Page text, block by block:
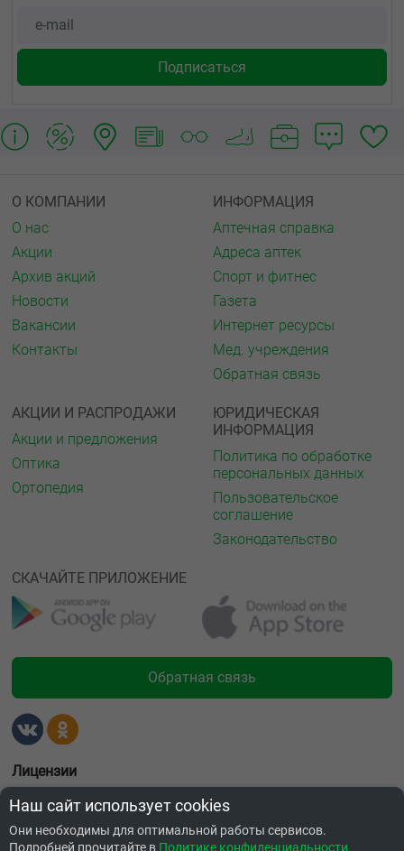
О КОМПАНИИ
О нас
Акции
Архив акций
Новости
Вакансии
Контакты
ИНФОРМАЦИЯ
Аптечная справка
Адреса аптек
Спорт и фитнес
Газета
Интернет ресурсы
Мед. учреждения
Обратная связь
АКЦИИ И РАСПРОДАЖИ
Акции и предложения
Оптика
Ортопедия
ЮРИДИЧЕСКАЯ
ИНФОРМАЦИЯ
Политика по обработке
персональных данных
Пользовательское
соглашение
Законодательство
СКАЧАЙТЕ ПРИЛОЖЕНИЕ
Обратная связь
Лицензии
Наш сайт использует cookies
Они необходимы для оптимальной работы сервисов.
Подробней прочитайте в Политике конфиденциальности